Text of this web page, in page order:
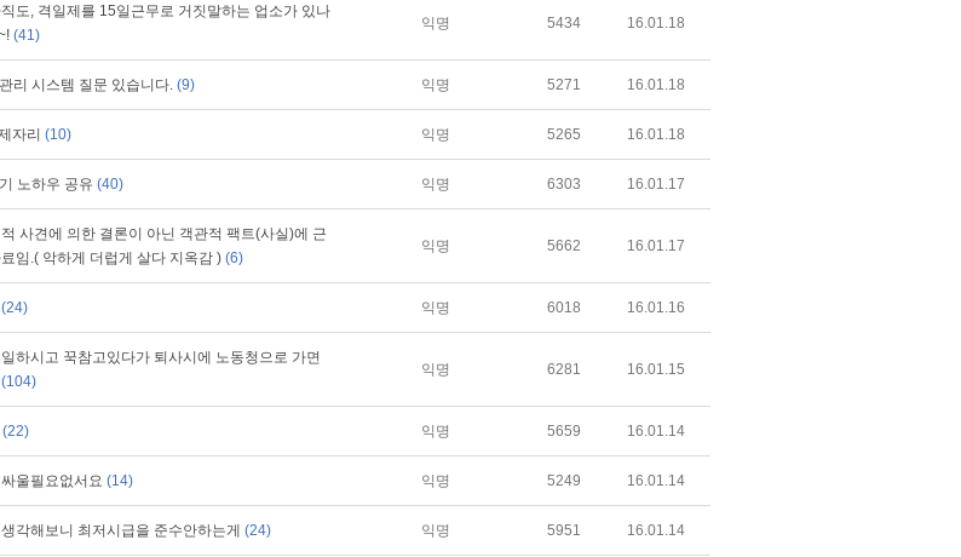
도, 격일제를 15일근무로 거짓말하는 업소가 있나
(41)
익명 5434 16.01.18
리 시스템 질문 있습니다. (9) 익명 5271 16.01.18
자리 (10) 익명 5265 16.01.18
노하우 공유 (40) 익명 6303 16.01.17
사견에 의한 결론이 아닌 객관적 팩트(사실)에 근
임.( 악하게 더럽게 살다 지옥감 ) (6)
익명 5662 16.01.17
(24) 익명 6018 16.01.16
하시고 꾹참고있다가 퇴사시에 노동청으로 가면
(104)
익명 6281 16.01.15
(22) 익명 5659 16.01.14
울필요없서요 (14) 익명 5249 16.01.14
각해보니 최저시급을 준수안하는게 (24) 익명 5951 16.01.14